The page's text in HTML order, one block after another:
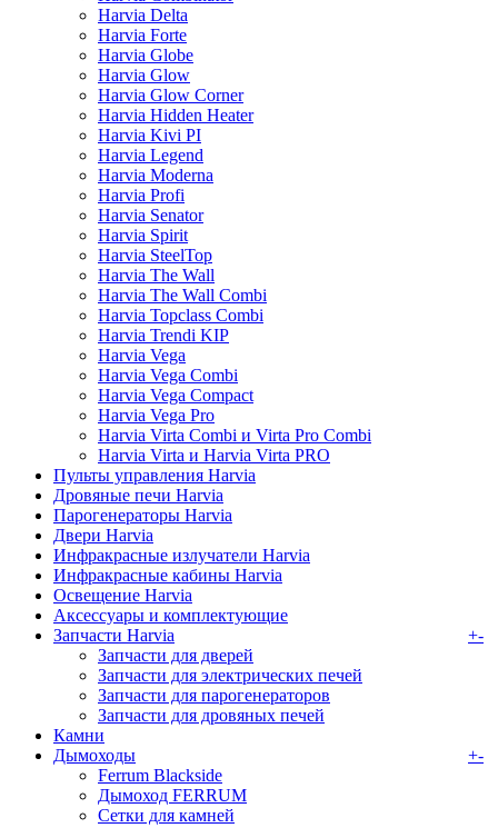
Harvia Delta
Harvia Forte
Harvia Globe
Harvia Glow
Harvia Glow Corner
Harvia Hidden Heater
Harvia Kivi PI
Harvia Legend
Harvia Moderna
Harvia Profi
Harvia Senator
Harvia Spirit
Harvia SteelTop
Harvia The Wall
Harvia The Wall Combi
Harvia Topclass Combi
Harvia Trendi KIP
Harvia Vega
Harvia Vega Combi
Harvia Vega Compact
Harvia Vega Pro
Harvia Virta Combi и Virta Pro Combi
Harvia Virta и Harvia Virta PRO
Пульты управления Harvia
Дровяные печи Harvia
Парогенераторы Harvia
Двери Harvia
Инфракрасные излучатели Harvia
Инфракрасные кабины Harvia
Освещение Harvia
Аксессуары и комплектующие
Запчасти Harvia
+-
Запчасти для дверей
Запчасти для электрических печей
Запчасти для парогенераторов
Запчасти для дровяных печей
Камни
Дымоходы
+-
Ferrum Blackside
Дымоход FERRUM
Сетки для камней